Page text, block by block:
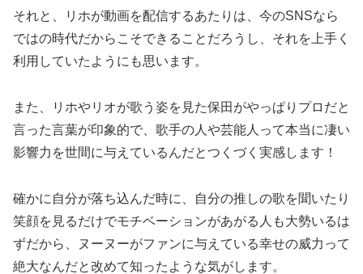
それと、リホが動画を配信するあたりは、今のSNSなら
ではの時代だからこそできることだろうし、それを上手く
利用していたようにも思います。
また、リホやリオが歌う姿を見た保田がやっぱりプロだと
言った言葉が印象的で、歌手の人や芸能人って本当に凄い
影響力を世間に与えているんだとつくづく実感します！
確かに自分が落ち込んだ時に、自分の推しの歌を聞いたり
笑顔を見るだけでモチベーションがあがる人も大勢いるは
ずだから、ヌーヌーがファンに与えている幸せの威力って
絶大なんだと改めて知ったような気がします。